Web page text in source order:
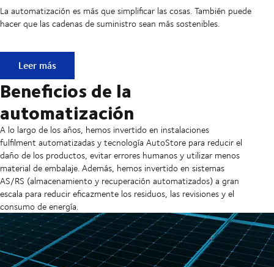
La automatización es más que simplificar las cosas. También puede
hacer que las cadenas de suministro sean más sostenibles.
Automatización sostenible
Leer más
Beneficios de la
automatización
A lo largo de los años, hemos invertido en instalaciones
fulfilment automatizadas y tecnología AutoStore para reducir el
daño de los productos, evitar errores humanos y utilizar menos
material de embalaje. Además, hemos invertido en sistemas
AS/RS (almacenamiento y recuperación automatizados) a gran
escala para reducir eficazmente los residuos, las revisiones y el
consumo de energía.